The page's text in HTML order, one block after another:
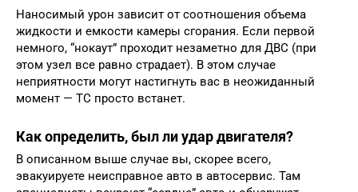
Наносимый урон зависит от соотношения объема
жидкости и емкости камеры сгорания. Если первой
немного, “нокаут” проходит незаметно для ДВС (при
этом узел все равно страдает). В этом случае
неприятности могут настигнуть вас в неожиданный
момент — ТС просто встанет.
Как определить, был ли удар двигателя?
В описанном выше случае вы, скорее всего,
эвакуируете неисправное авто в автосервис. Там